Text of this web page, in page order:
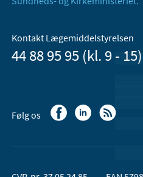
Kontakt Lægemiddelstyrelsen
44 88 95 95 (kl. 9 - 15)
Følg os